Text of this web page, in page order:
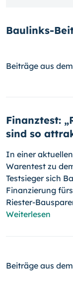
Baulinks-
Beiträge aus
Finanztest:
sind so
In einer
Warentest zu
Testsieger sich
Finanzierung
Ries­ter-
Weiterlesen
Beiträge aus